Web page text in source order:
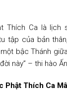
Thích Ca là lịch
tập của bản
bậc Thánh
này” – thi hào
Phật Thích Ca